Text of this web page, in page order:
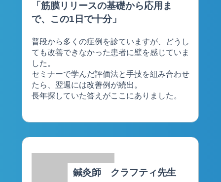
「筋膜リリースの基礎から応用ま
で、この1日で十分」
普段から多くの症例を診ていますが、どうし
ても改善できなかった患者に壁を感じていま
した。
セミナーで学んだ評価法と手技を組み合わせ
たら、翌週には改善例が続出。
長年探していた答えがここにありました。
鍼灸師 クラフティ先生